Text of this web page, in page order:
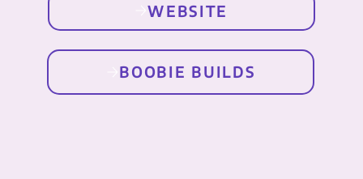
WEBSITE
BOOBIE BUILDS